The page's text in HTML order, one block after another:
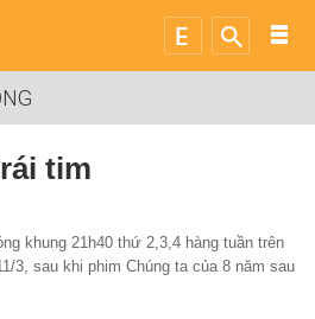
tim
khung 21h40 thứ 2,3,4 hàng tuần trên
3, sau khi phim Chúng ta của 8 năm sau